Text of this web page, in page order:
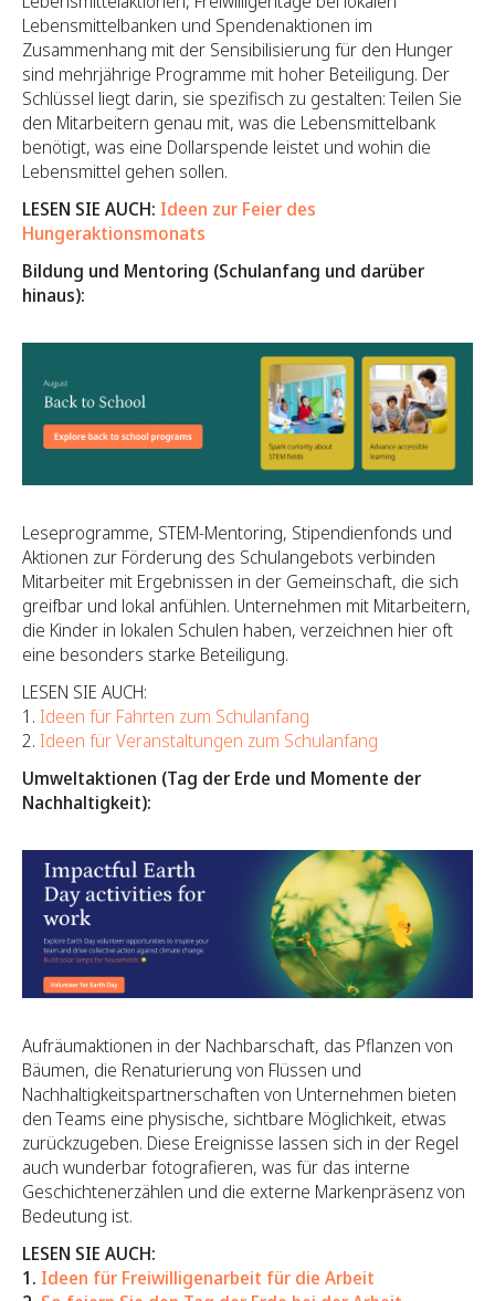
Lebensmittelbanken und Spendenaktionen im
Zusammenhang mit der Sensibilisierung für den Hunger
sind mehrjährige Programme mit hoher Beteiligung. Der
Schlüssel liegt darin, sie spezifisch zu gestalten: Teilen Sie
den Mitarbeitern genau mit, was die Lebensmittelbank
benötigt, was eine Dollarspende leistet und wohin die
Lebensmittel gehen sollen.
LESEN SIE AUCH: Ideen zur Feier des
Hungeraktionsmonats
Bildung und Mentoring (Schulanfang und darüber
hinaus):
Leseprogramme, STEM-Mentoring, Stipendienfonds und
Aktionen zur Förderung des Schulangebots verbinden
Mitarbeiter mit Ergebnissen in der Gemeinschaft, die sich
greifbar und lokal anfühlen. Unternehmen mit Mitarbeitern,
die Kinder in lokalen Schulen haben, verzeichnen hier oft
eine besonders starke Beteiligung.
LESEN SIE AUCH:
1. Ideen für Fahrten zum Schulanfang
2. Ideen für Veranstaltungen zum Schulanfang
Umweltaktionen (Tag der Erde und Momente der
Nachhaltigkeit):
Aufräumaktionen in der Nachbarschaft, das Pflanzen von
Bäumen, die Renaturierung von Flüssen und
Nachhaltigkeitspartnerschaften von Unternehmen bieten
den Teams eine physische, sichtbare Möglichkeit, etwas
zurückzugeben. Diese Ereignisse lassen sich in der Regel
auch wunderbar fotografieren, was für das interne
Geschichtenerzählen und die externe Markenpräsenz von
Bedeutung ist.
LESEN SIE AUCH:
1. Ideen für Freiwilligenarbeit für die Arbeit